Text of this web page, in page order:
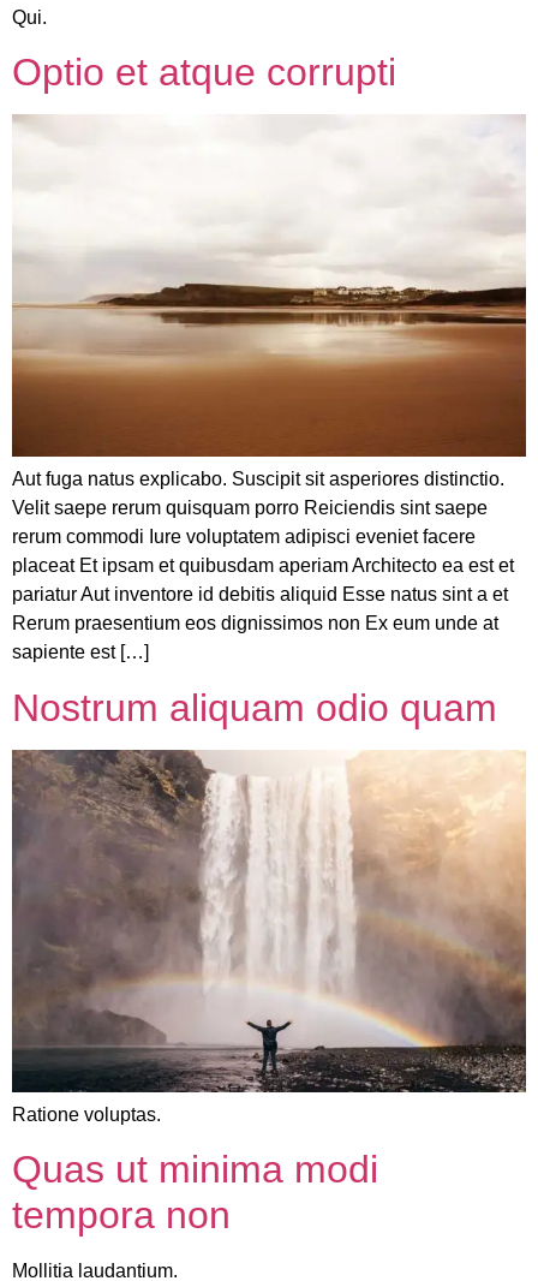
Qui.
Optio et atque corrupti
Aut fuga natus explicabo. Suscipit sit asperiores distinctio.
Velit saepe rerum quisquam porro Reiciendis sint saepe
rerum commodi Iure voluptatem adipisci eveniet facere
placeat Et ipsam et quibusdam aperiam Architecto ea est et
pariatur Aut inventore id debitis aliquid Esse natus sint a et
Rerum praesentium eos dignissimos non Ex eum unde at
sapiente est […]
Nostrum aliquam odio quam
Ratione voluptas.
Quas ut minima modi
tempora non
Mollitia laudantium.